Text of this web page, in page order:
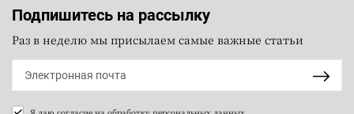
Подпишитесь на рассылку
Раз в неделю мы присылаем самые важные статьи